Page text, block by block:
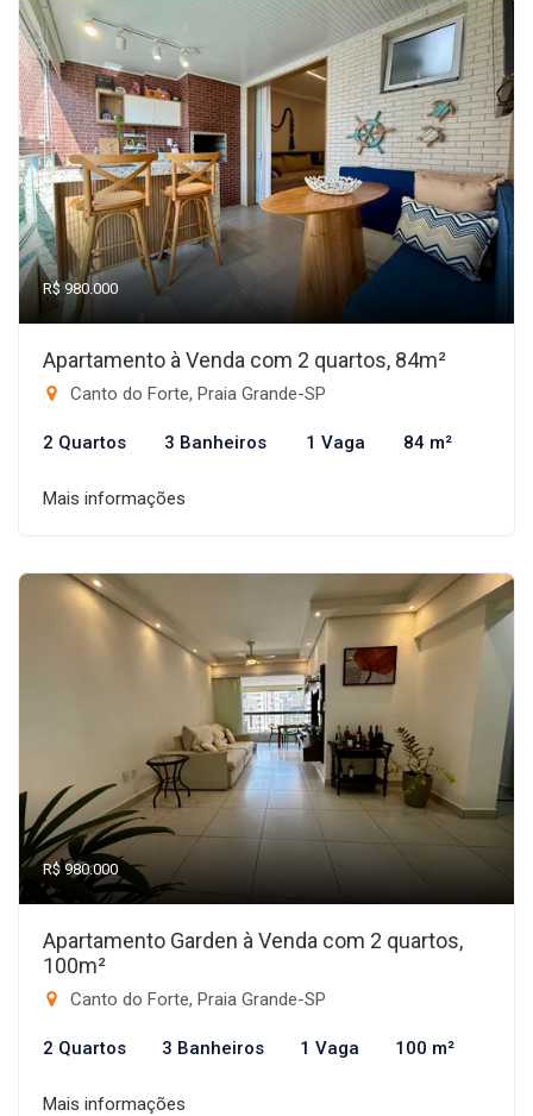
R$ 980.000
Apartamento à Venda com 2 quartos, 84m²
Canto do Forte, Praia Grande-SP
2 Quartos 3 Banheiros 1 Vaga 84 m²
Mais informações
R$ 980.000
Apartamento Garden à Venda com 2 quartos,
100m²
Canto do Forte, Praia Grande-SP
2 Quartos 3 Banheiros 1 Vaga 100 m²
Mais informações